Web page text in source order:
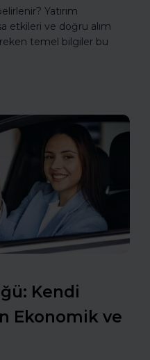
Yatırım
etkileri ve doğru alım
temel bilgiler bu
Kendi
Ekonomik ve